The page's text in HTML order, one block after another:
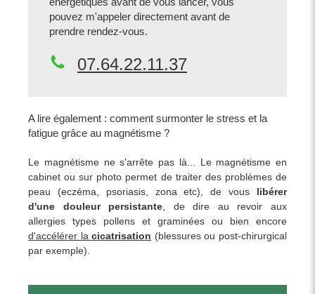
pouvez m'appeler directement avant de
prendre rendez-vous.
07.64.22.11.37
A lire également : comment surmonter le stress et la
fatigue grâce au magnétisme ?
Le magnétisme ne s'arrête pas là... Le magnétisme en
cabinet ou sur photo permet de traiter des problèmes de
peau (eczéma, psoriasis, zona etc), de vous libérer
d'une douleur persistante , de dire au revoir aux
allergies types pollens et graminées ou bien encore
d'accélérer lacicatrisation (blessures ou post-chirurgical
par exemple).